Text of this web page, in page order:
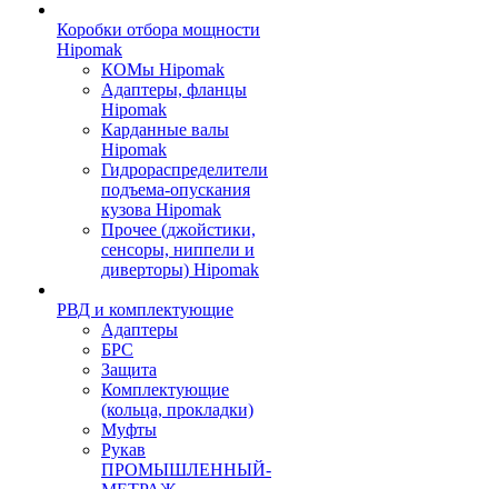
Коробки отбора мощности
Hipomak
КОМы Hipomak
Адаптеры, фланцы
Hipomak
Карданные валы
Hipomak
Гидрораспределители
подъема-опускания
кузова Hipomak
Прочее (джойстики,
сенсоры, ниппели и
диверторы) Hipomak
РВД и комплектующие
Адаптеры
БРС
Защита
Комплектующие
(кольца, прокладки)
Муфты
Рукав
ПРОМЫШЛЕННЫЙ-